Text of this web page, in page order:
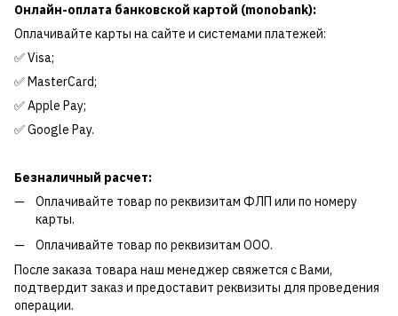
Онлайн-оплата банковской картой (monobank):
Оплачивайте карты на сайте и системами платежей:
✅ Visa;
✅ MasterCard;
✅ Apple Pay;
✅ Google Pay.
Безналичный расчет:
Оплачивайте товар по реквизитам ФЛП или по номеру
карты.
Оплачивайте товар по реквизитам ООО.
После заказа товара наш менеджер свяжется с Вами,
подтвердит заказ и предоставит реквизиты для проведения
операции.